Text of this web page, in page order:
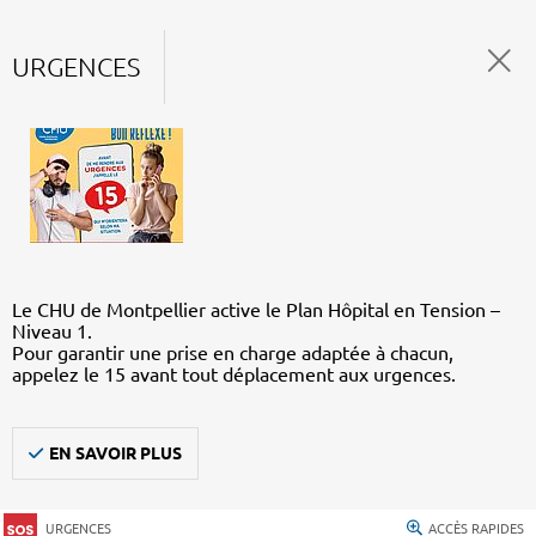
URGENCES
Le CHU de Montpellier active le Plan Hôpital en Tension –
Niveau 1.
Pour garantir une prise en charge adaptée à chacun,
appelez le 15 avant tout déplacement aux urgences.
EN SAVOIR PLUS
URGENCES ACCÈS RAPIDES